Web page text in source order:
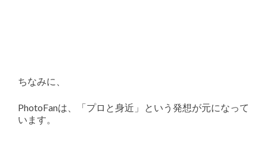
ちなみに、
PhotoFanは、「プロと身近」という発想が元になって
います。